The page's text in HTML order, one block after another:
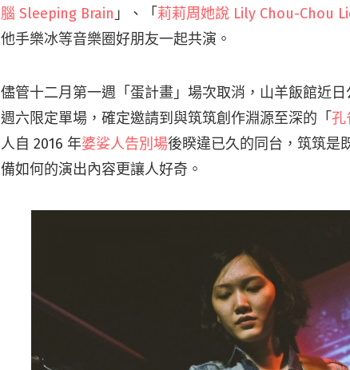
腦 Sleeping Brain 」、「莉莉周她說 Lily Chou-Chou
他手樂冰等音樂圈好朋友一起共演。
儘管十二月第一週「蛋計畫」場次取消，山羊飯館近
週六限定單場，確定邀請到與筑筑創作淵源至深的「孔
人自 2016 年婆娑人告別場後睽違已久的同台，筑筑是
備如何的演出內容更讓人好奇。